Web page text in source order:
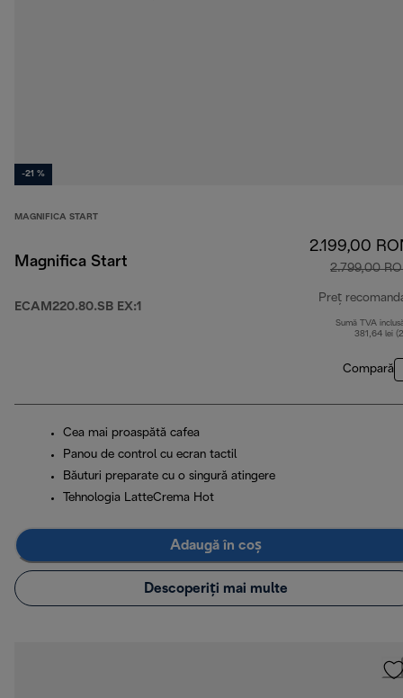
-21 %
MAGNIFICA START
Magnifica Start
ECAM220.80.SB EX:1
2.199,00
2.799,00
Preț
Sumă TVA
381,64 lei
Compară
Cea mai proaspătă cafea
Panou de control cu ecran tactil
Băuturi preparate cu o singură atingere
Tehnologia LatteCrema Hot
Adaugă în coș
Descoperiți mai multe